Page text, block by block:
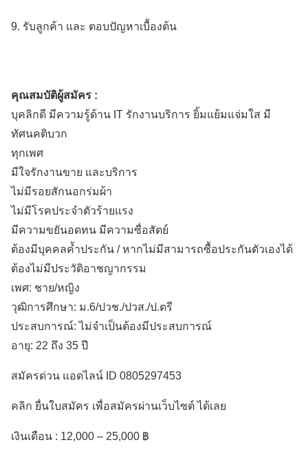
9. รับลูกค้า และ ตอบปัญหาเบื้องต้น
คุณสมบัติผู้สมัคร :
บุคลิกดี มีความรู้ด้าน IT รักงานบริการ ยิ้มแย้มแจ่มใส มี
ทัศนคติบวก
ทุกเพศ
มีใจรักงานขาย และบริการ
ไม่มีรอยสักนอกร่มผ้า
ไม่มีโรคประจำตัวร้ายแรง
มีความขยันอดทน มีความซื่อสัตย์
ต้องมีบุคคลค้ำประกัน / หากไม่มีสามารถซื้อประกันตัวเองได้
ต้องไม่มีประวัติอาชญากรรม
เพศ: ชาย/หญิง
วุฒิการศึกษา: ม.6/ปวช./ปวส./ป.ตรี
ประสบการณ์: ไม่จำเป็นต้องมีประสบการณ์
อายุ: 22 ถึง 35 ปี
สมัครด่วน แอดไลน์ ID 0805297453
คลิก ยื่นใบสมัคร เพื่อสมัครผ่านเว็บไซต์ ได้เลย
เงินเดือน : 12,000 – 25,000 ฿